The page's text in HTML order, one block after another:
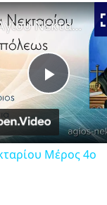
Play
Video
Βίος Αγίου Νεκταρίου Μέρος 4ο
Μέρος 4ο